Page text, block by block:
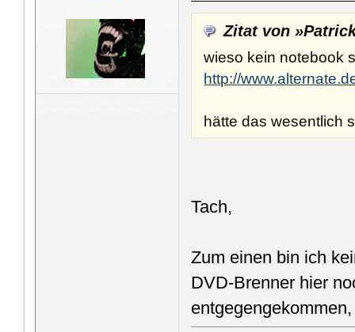
Zitat von
wieso kein notebook
http://
hätte das wesentlich
Tach,
Zum einen bin ich
DVD-Brenner hier